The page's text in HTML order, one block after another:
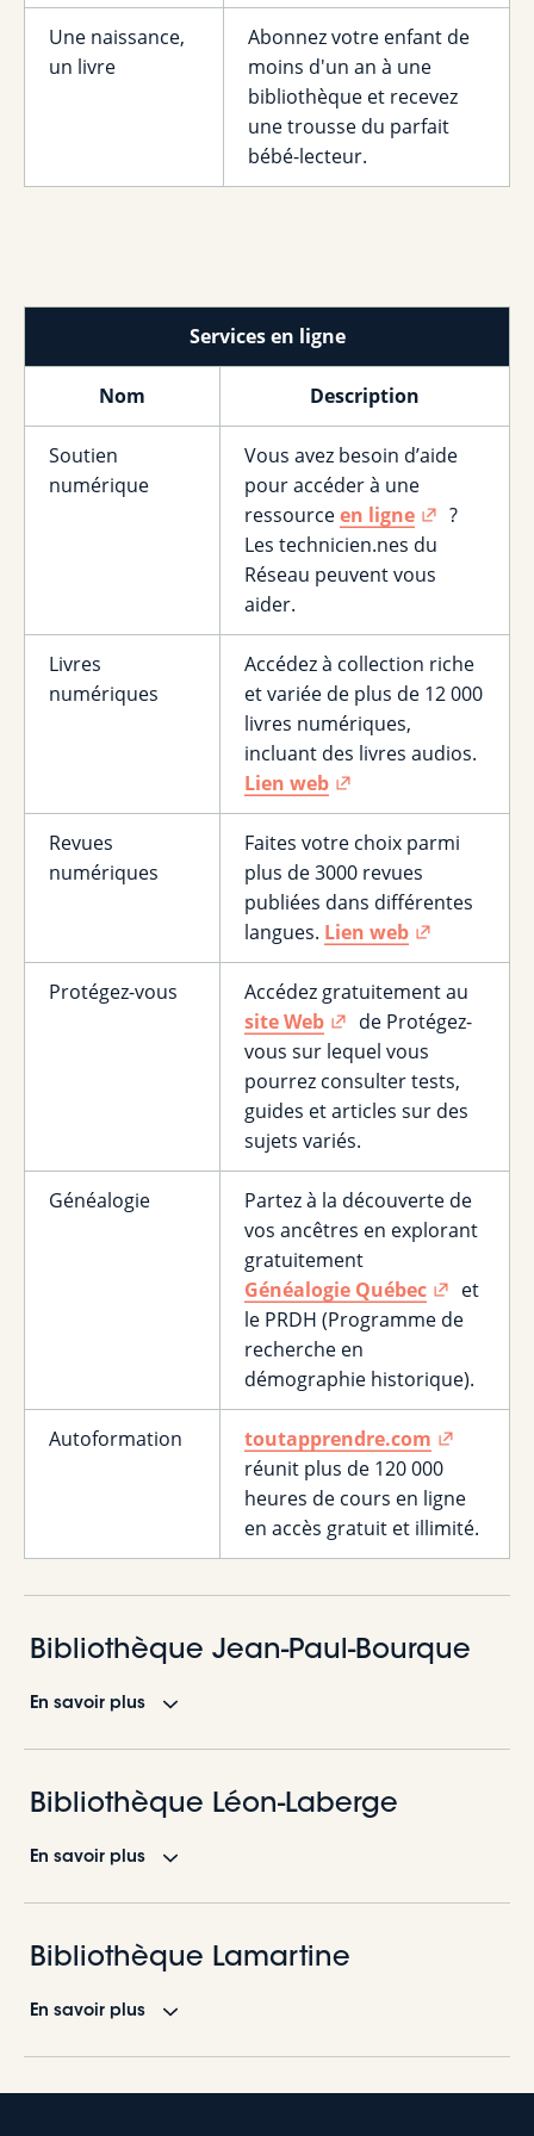
Une naissance,
un livre
Abonnez votre enfant de
moins d'un an à une
bibliothèque et recevez
une trousse du parfait
bébé-lecteur.
Services en ligne
Nom Description
Soutien
numérique
Vous avez besoin d’aide
pour accéder à une
ressourceen ligne
?
Les technicien.nes du
Réseau peuvent vous
aider.
Livres
numériques
Accédez à collection riche
et variée de plus de 12 000
livres numériques,
incluant des livres audios.
Lien web
Revues
numériques
Faites votre choix parmi
plus de 3000 revues
publiées dans différentes
langues. Lien web
Protégez-vous
Accédez gratuitement au
site Web
de Protégez-
vous sur lequel vous
pourrez consulter tests,
guides et articles sur des
sujets variés.
Généalogie
Partez à la découverte de
vos ancêtres en explorant
gratuitement
Généalogie Québec
et
le PRDH (Programme de
recherche en
démographie historique).
Autoformation
toutapprendre.com
réunit plus de 120 000
heures de cours en ligne
en accès gratuit et illimité.
Bibliothèque Jean-Paul-Bourque
En savoir plus
50, chemin des Pionniers Est, L’Islet (Québec) G0R 2B0
Services offerts
Bibliothèque Léon-Laberge
En savoir plus
284, boulevard Nilus-Leclerc, L’Islet (Québec) G0R 2C0
Bibliothèque Lamartine
En savoir plus